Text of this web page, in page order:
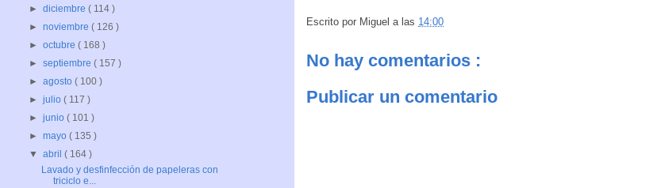
Escrito por Miguel a las 14:00
No hay comentarios :
Publicar un comentario
►diciembre( 114 )
►noviembre( 126 )
►octubre( 168 )
►septiembre( 157 )
►agosto( 100 )
►julio( 117 )
►junio( 101 )
►mayo( 135 )
▼abril( 164 )
Lavado y desfinfección de papeleras con
triciclo e...